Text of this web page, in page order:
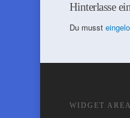
Hinterlasse
Du musst
WIDGET